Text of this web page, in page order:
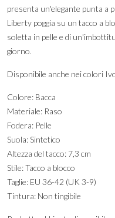
presenta un'elegante punta a
Liberty poggia su un tacco a
soletta in pelle e di
giorno.
Disponibile anche nei colori
Colore: Bacca
Materiale: Raso
Fodera: Pelle
Suola: Sintetico
Altezza del tacco: 7,3 cm
Stile: Tacco a blocco
Taglie: EU 36-42 (UK 3-9)
Tintura: Non tingibile